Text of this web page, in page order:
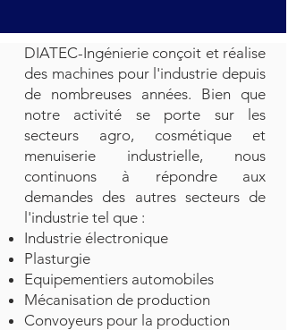
DIATEC-Ingénierie conçoit et réalise
des machines pour l'industrie depuis
de nombreuses années. Bien que
notre activité se porte sur les
secteurs agro, cosmétique et
menuiserie industrielle, nous
continuons à répondre aux
demandes des autres secteurs de
l'industrie tel que :​
Industrie électronique
Plasturgie
Equipementiers automobiles
Mécanisation de production
Convoyeurs pour la production